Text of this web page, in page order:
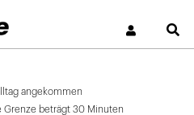
angekommen
Grenze beträgt 30 Minuten